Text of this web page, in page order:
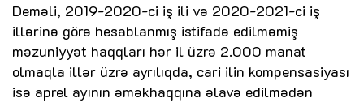
Deməli, 2019-2020-ci iş ili və 2020-2021-ci iş
illərinə görə hesablanmış istifadə edilməmiş
məzuniyyət haqqları hər il üzrə 2.000 manat
olmaqla illər üzrə ayrılıqda, cari ilin kompensasiyası
isə aprel ayının əməkhaqqına əlavə edilmədən